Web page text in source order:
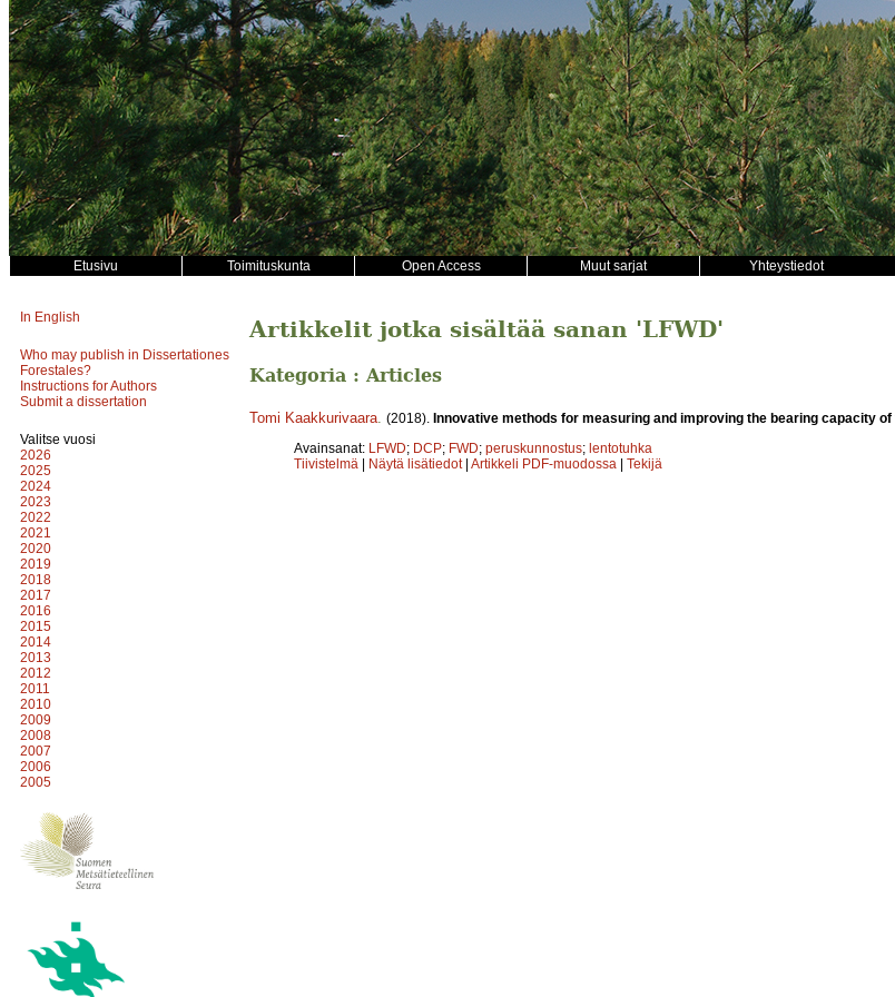
Etusivu Toimituskunta Open Access Muut sarjat Yhteystiedot
In English
Who may publish in Dissertationes
Forestales?
Instructions for Authors
Submit a dissertation
Valitse vuosi
2026
2025
2024
2023
2022
2021
2020
2019
2018
2017
2016
2015
2014
2013
2012
2011
2010
2009
2008
2007
2006
2005
Artikkelit jotka sisältää sanan 'LFWD'
Kategoria : Articles
Tomi Kaakkurivaara (2018). Innovative methods for measuring and improving the bearing capacity
Avainsanat: LFWD; DCP; FWD; peruskunnostus; lentotuhka
Tiivistelmä | Näytä lisätiedot | Artikkeli PDF-muodossa | Tekijä